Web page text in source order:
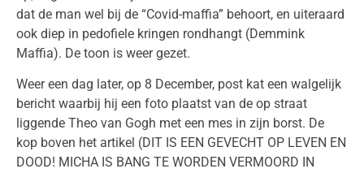
dat de man wel bij de “Covid-maffia” behoort, en uiteraard
ook diep in pedofiele kringen rondhangt (Demmink
Maffia). De toon is weer gezet.
Weer een dag later, op 8 December, post kat een walgelijk
bericht waarbij hij een foto plaatst van de op straat
liggende Theo van Gogh met een mes in zijn borst. De
kop boven het artikel (DIT IS EEN GEVECHT OP LEVEN EN
DOOD! MICHA IS BANG TE WORDEN VERMOORD IN